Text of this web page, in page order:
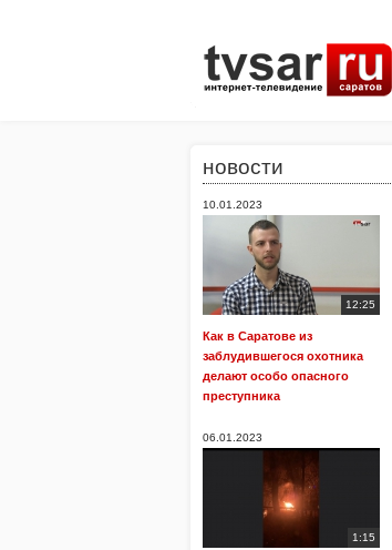
новости
10.01.2023
12:25
Как в Саратове из
заблудившегося охотника
делают особо опасного
преступника
06.01.2023
1:15